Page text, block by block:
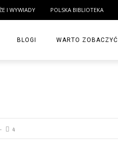
I WYWIADY POLSKA BIBLIOTEKA
BLOGI WARTO ZOBACZYĆ
4